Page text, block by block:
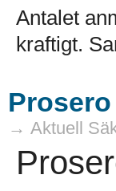
Antalet
kraftigt.
→ Aktuell